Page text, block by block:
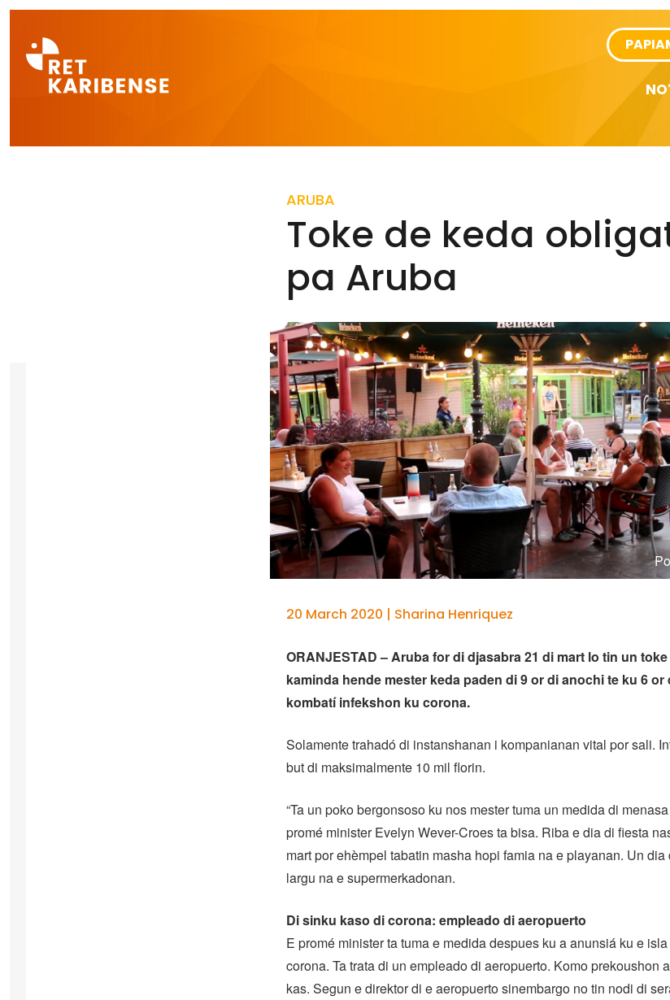
ARUBA
Toke de keda
pa Aruba
20 March 2020 | Sharina Henriquez
ORANJESTAD – Aruba for di djasabra 21 di mart lo tin un
kaminda hende mester keda paden di 9 or di anochi te ku 6
kombatí infekshon ku corona.
Solamente trahadó di instanshanan i kompanianan vital por sali.
but di maksimalmente 10 mil florin.
“Ta un poko bergonsoso ku nos mester tuma un medida di
promé minister Evelyn Wever-Croes ta bisa. Riba e dia di fiesta
mart por ehèmpel tabatin masha hopi famia na e playanan. Un
largu na e supermerkadonan.
Di sinku kaso di corona: empleado di aeropuerto
E promé minister ta tuma e medida despues ku a anunsiá ku e
corona. Ta trata di un empleado di aeropuerto. Komo prekoushon
kas. Segun e direktor di e aeropuerto sinembargo no tin nodi di